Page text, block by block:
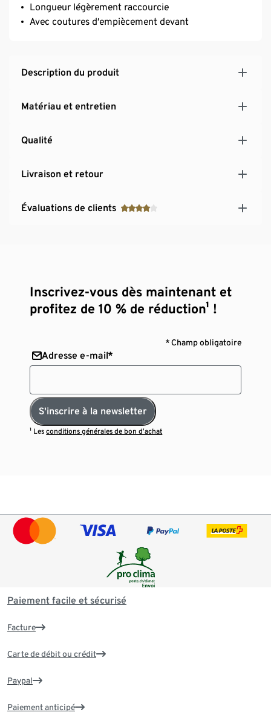
Longueur légèrement raccourcie
Avec coutures d’empiècement devant
Description du produit
Matériau et entretien
Qualité
Livraison et retour
Évaluations de clients
Inscrivez-vous dès maintenant et
profitez de 10 % de réduction¹ !
* Champ obligatoire
Adresse e-mail*
S'inscrire à la newsletter
¹ Lesconditions générales de bon d’achat
Paiement facile et sécurisé
Facture
Carte de débit ou crédit
Paypal
Paiement anticipé